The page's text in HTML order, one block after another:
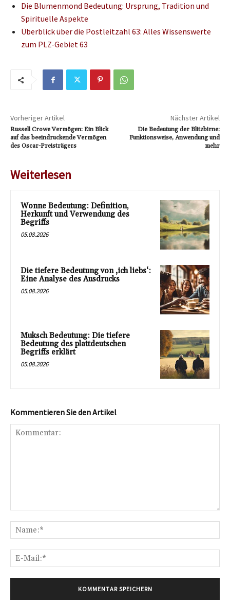
Die Blumenmond Bedeutung: Ursprung, Tradition und
Spirituelle Aspekte
Überblick über die Postleitzahl 63: Alles Wissenswerte
zum PLZ-Gebiet 63
Vorheriger Artikel
Russell Crowe Vermögen: Ein Blick
auf das beeindruckende Vermögen
des Oscar-Preisträgers
Nächster Artikel
Die Bedeutung der Blitzbirne:
Funktionsweise, Anwendung und
mehr
Weiterlesen
Wonne Bedeutung: Definition,
Herkunft und Verwendung des
Begriffs
05.08.2026
Die tiefere Bedeutung von ‚ich liebs‘:
Eine Analyse des Ausdrucks
05.08.2026
Muksch Bedeutung: Die tiefere
Bedeutung des plattdeutschen
Begriffs erklärt
05.08.2026
Kommentieren Sie den Artikel